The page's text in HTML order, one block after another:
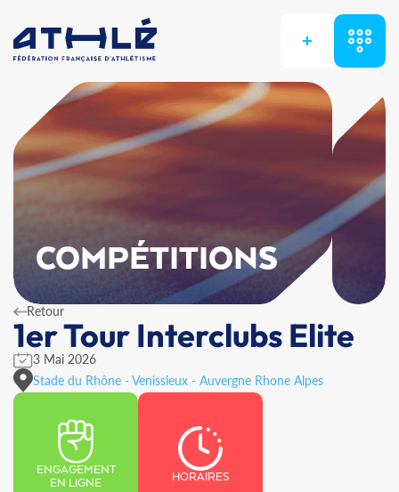
+
COMPÉTITIONS
Retour
1er Tour Interclubs Elite
3 Mai 2026
Stade du Rhône - Venissieux - Auvergne Rhone Alpes
ENGAGEMENT
EN LIGNE
HORAIRES